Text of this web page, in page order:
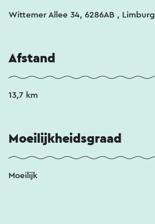
Wittemer Allee 34, 6286AB , Limburg
Afstand
13,7 km
Moeilijkheidsgraad
Moeilijk